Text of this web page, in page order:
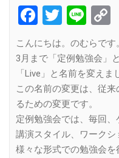
Facebook
Twitter
Line
こんにちは。のむらです。
3月まで「定例勉強会」
「Live」と名前を変えま
この名前の変更は、従
るための変更です。
定例勉強会では、毎回、
講演スタイル、ワークシ
様々な形式での勉強会を